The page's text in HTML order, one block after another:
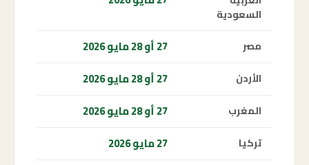
السعودية
مصر 27 أو 28 مايو 2026
الأردن 27 أو 28 مايو 2026
المغرب 27 أو 28 مايو 2026
تركيا 27 مايو 2026